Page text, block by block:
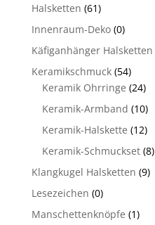
Halsketten (61)
Innenraum-Deko (0)
Käfiganhänger Halsketten
Keramikschmuck (54)
Keramik Ohrringe (24)
Keramik-Armband (10)
Keramik-Halskette (12)
Keramik-Schmuckset (8)
Klangkugel Halsketten (9)
Lesezeichen (0)
Manschettenknöpfe (1)